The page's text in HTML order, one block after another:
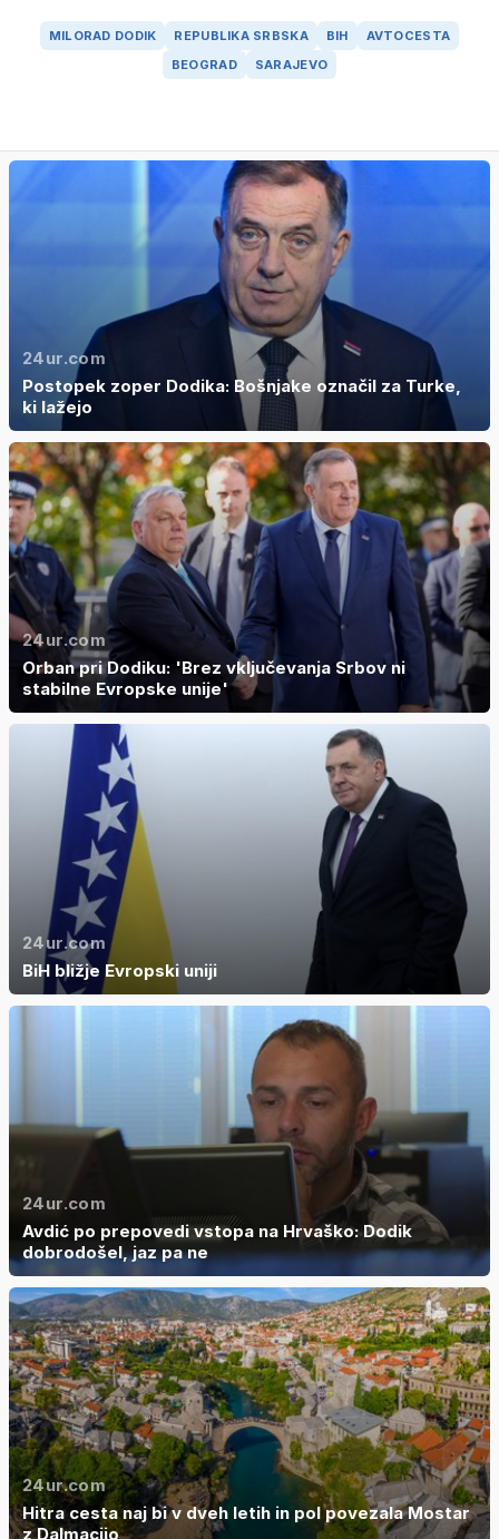
MILORAD DODIK REPUBLIKA SRBSKA BIH
AVTOCESTA
BEOGRAD
SARAJEVO
24ur.com
Postopek zoper Dodika: Bošnjake označil za Turke,
ki lažejo
24ur.com
Orban pri Dodiku: 'Brez vključevanja Srbov ni
stabilne Evropske unije'
24ur.com
BiH bližje Evropski uniji
24ur.com
Avdić po prepovedi vstopa na Hrvaško: Dodik
dobrodošel, jaz pa ne
24ur.com
Hitra cesta naj bi v dveh letih in pol povezala Mostar
z Dalmacijo